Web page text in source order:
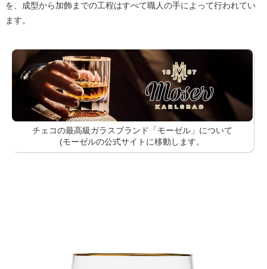
を、成型から加飾までの工程はすべて職人の手によって行われてい
ます。
チェコの最高級ガラスブランド「モーゼル」について
(モーゼルの公式サイトに移動します。